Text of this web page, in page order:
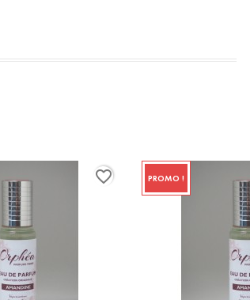
favorite_border PROMO !